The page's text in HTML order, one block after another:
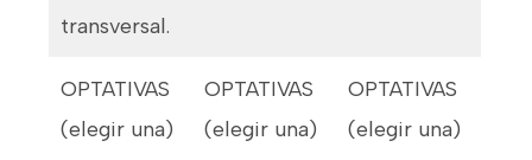
transversal.
OPTATIVAS
(elegir una)
OPTATIVAS
(elegir una)
OPTATIVAS
(elegir una)